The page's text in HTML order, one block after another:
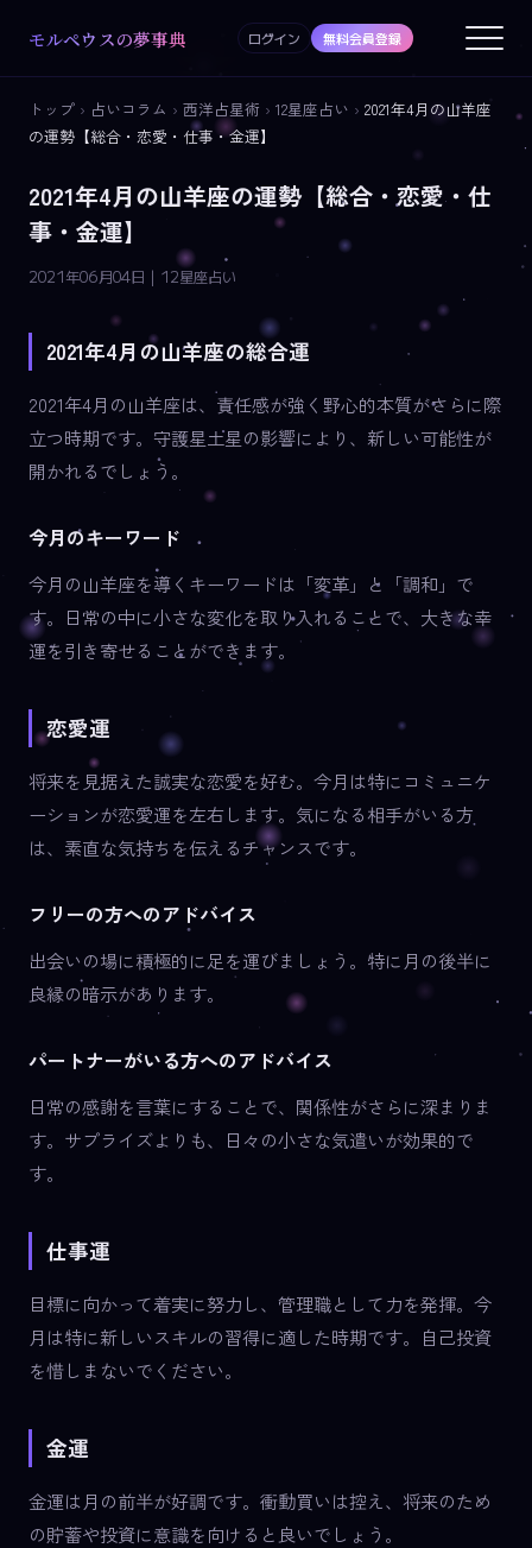
モルペウスの夢事典 ログイン 無料会員登録
トップ › 占いコラム › 西洋占星術 › 12星座占い › 2021年4月の山羊座
の運勢【総合・恋愛・仕事・金運】
2021年4月の山羊座の運勢【総合・恋愛・仕
事・金運】
2021年06月04日 | 12星座占い
2021年4月の山羊座の総合運
2021年4月の山羊座は、責任感が強く野心的本質がさらに際
立つ時期です。守護星土星の影響により、新しい可能性が
開かれるでしょう。
今月のキーワード
今月の山羊座を導くキーワードは「変革」と「調和」で
す。日常の中に小さな変化を取り入れることで、大きな幸
運を引き寄せることができます。
恋愛運
将来を見据えた誠実な恋愛を好む。今月は特にコミュニケ
ーションが恋愛運を左右します。気になる相手がいる方
は、素直な気持ちを伝えるチャンスです。
フリーの方へのアドバイス
出会いの場に積極的に足を運びましょう。特に月の後半に
良縁の暗示があります。
パートナーがいる方へのアドバイス
日常の感謝を言葉にすることで、関係性がさらに深まりま
す。サプライズよりも、日々の小さな気遣いが効果的で
す。
仕事運
目標に向かって着実に努力し、管理職として力を発揮。今
月は特に新しいスキルの習得に適した時期です。自己投資
を惜しまないでください。
金運
金運は月の前半が好調です。衝動買いは控え、将来のため
の貯蓄や投資に意識を向けると良いでしょう。